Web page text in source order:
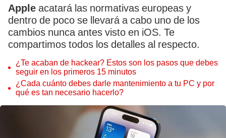
Apple acatará las normativas europeas y
dentro de poco se llevará a cabo uno de los
cambios nunca antes visto en iOS. Te
compartimos todos los detalles al respecto.
¿Te acaban de hackear? Estos son los pasos que debes
seguir en los primeros 15 minutos
¿Cada cuánto debes darle mantenimiento a tu PC y por
qué es tan necesario hacerlo?